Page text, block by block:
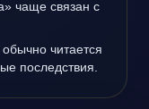
чаще связан с
читается
последствия.